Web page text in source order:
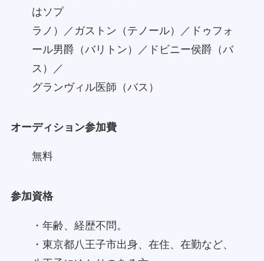
はソプ
ラノ）／ガストン（テノール）／ドゥフォ
ール男爵（バリトン）／ドビニー侯爵（バ
ス）／
グランヴィル医師（バス）
オーディション参加費
無料
参加資格
・年齢、経歴不問。
・東京都八王子市出身、在住、在勤など、